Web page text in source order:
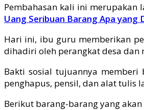
Pembahasan kali ini merupakan
Uang Seribuan Barang Apa yang
Hari ini, ibu guru memberikan
dihadiri oleh perangkat desa dan
Bakti sosial tujuannya memberi
penghapus, pensil, dan alat tulis
Berikut barang-barang yang